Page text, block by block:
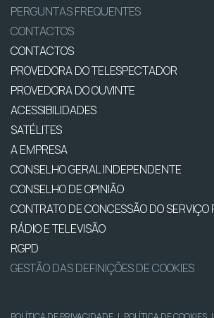
PERGUNTAS FREQUENTES
CONTACTOS
CONTACTOS
PROVEDORA DO TELESPECTADOR
PROVEDORA DO OUVINTE
ACESSIBILIDADES
SATÉLITES
A EMPRESA
CONSELHO GERAL INDEPENDENTE
CONSELHO DE OPINIÃO
CONTRATO DE CONCESSÃO DO SERVIÇO
RÁDIO E TELEVISÃO
RGPD
GESTÃO DAS DEFINIÇÕES DE COOKIES